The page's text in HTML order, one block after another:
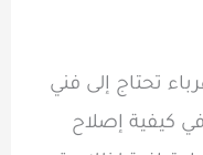
تحتاج إلى فني
كيفية إصلاح